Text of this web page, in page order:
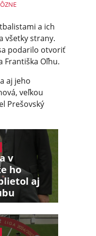
a ich
všetky strany.
podarilo otvoriť
Františka Oľhu.
aj jeho
veľkou
Prešovský
v
ho
aj